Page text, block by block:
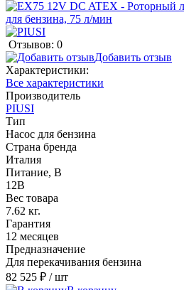
Отзывов: 0
Добавить отзыв
Характеристики:
Все характеристики
Производитель
PIUSI
Тип
Насос для бензина
Страна бренда
Италия
Питание, В
12В
Вес товара
7.62 кг.
Гарантия
12 месяцев
Предназначение
Для перекачивания бензина
82 525 ₽ / шт